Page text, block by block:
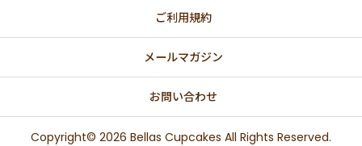
ご利用規約
メールマガジン
お問い合わせ
Copyright© 2026 Bellas Cupcakes All Rights Reserved.